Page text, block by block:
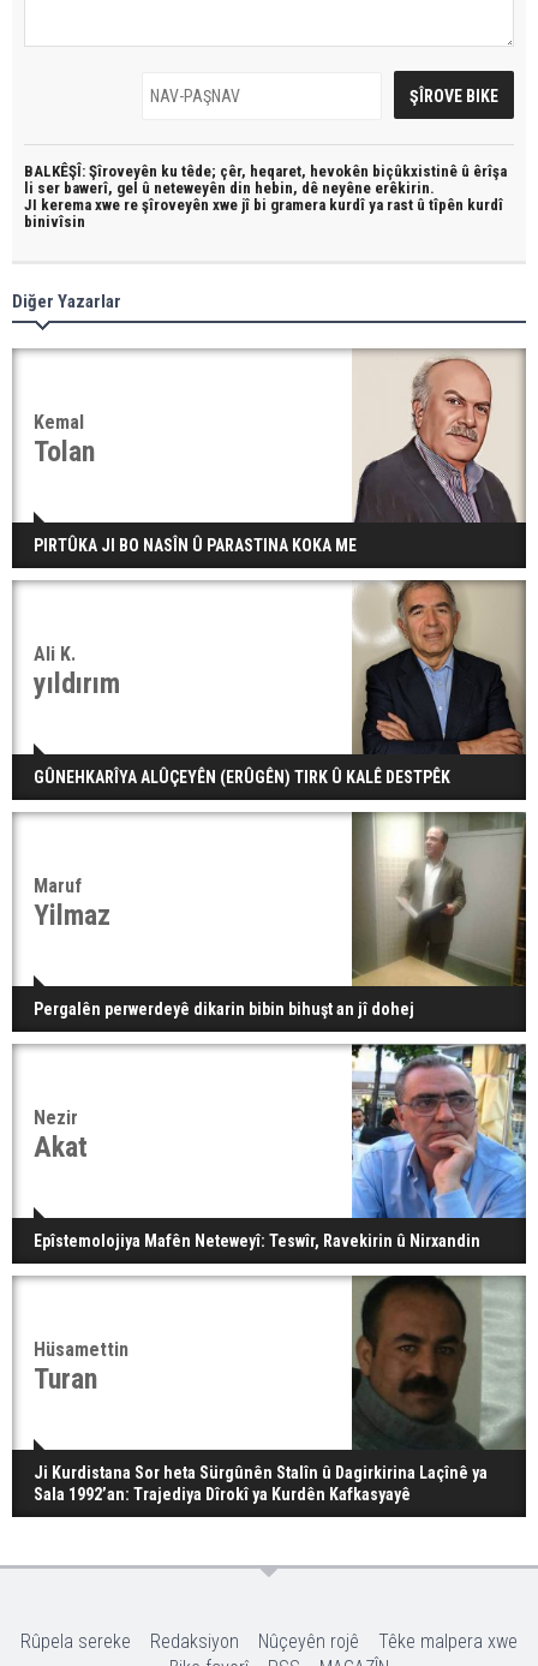
BALKÊŞÎ: Şîroveyên ku têde; çêr, heqaret, hevokên biçûkxistinê û êrîşa
li ser bawerî, gel û neteweyên din hebin, dê neyêne erêkirin.
JI kerema xwe re şîroveyên xwe jî bi gramera kurdî ya rast û tîpên kurdî
binivîsin
Diğer Yazarlar
Kemal
Tolan
PIRTÛKA JI BO NASÎN Û PARASTINA KOKA ME
Ali K.
yıldırım
GÛNEHKARÎYA ALÛÇEYÊN (ERÛGÊN) TIRK Û KALÊ DESTPÊK
Maruf
Yilmaz
Pergalên perwerdeyê dikarin bibin bihuşt an jî dohej
Nezir
Akat
Epîstemolojiya Mafên Neteweyî: Teswîr, Ravekirin û Nirxandin
Hüsamettin
Turan
Ji Kurdistana Sor heta Sürgûnên Stalîn û Dagirkirina Laçînê ya
Sala 1992’an: Trajediya Dîrokî ya Kurdên Kafkasyayê
Rûpela sereke Redaksiyon Nûçeyên rojê
Têke malpera xwe